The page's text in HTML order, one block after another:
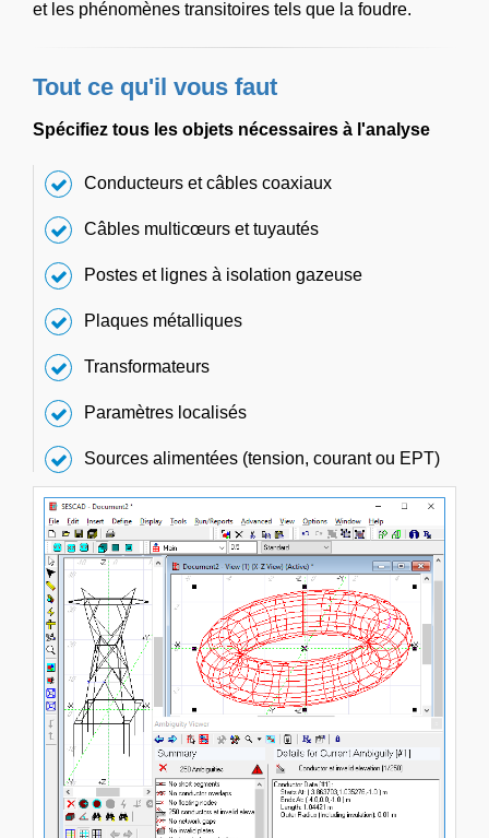
et les phénomènes transitoires tels que la foudre.
Tout ce qu'il vous faut
Spécifiez tous les objets nécessaires à l'analyse
Conducteurs et câbles coaxiaux
Câbles multicœurs et tuyautés
Postes et lignes à isolation gazeuse
Plaques métalliques
Transformateurs
Paramètres localisés
Sources alimentées (tension, courant ou EPT)